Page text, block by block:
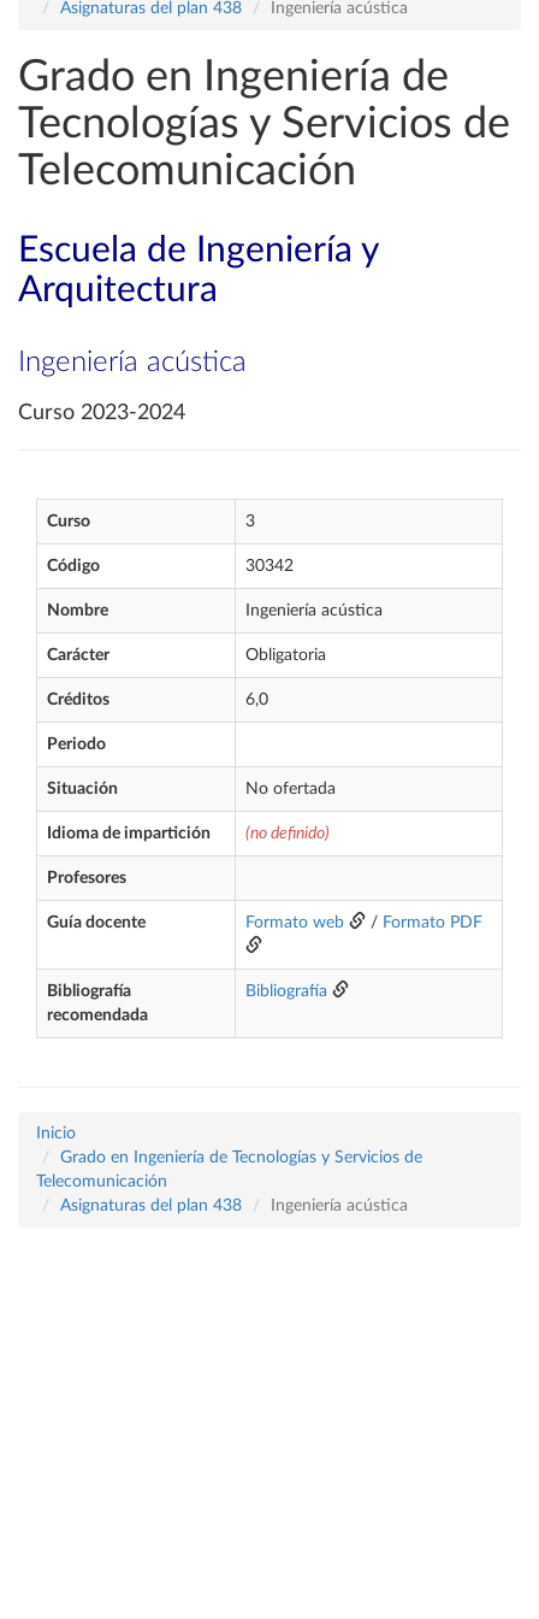
Asignaturas del plan 438
Ingeniería acústica
Grado en Ingeniería de
Tecnologías y Servicios de
Telecomunicación
Escuela de Ingeniería y
Arquitectura
Ingeniería acústica
Curso 2023-2024
Curso 3
Código 30342
Nombre Ingeniería acústica
Carácter Obligatoria
Créditos 6,0
Periodo
Situación No ofertada
Idioma de impartición (no definido)
Profesores
Guía docente Formato web / Formato PDF
Bibliografía
recomendada
Bibliografía
Inicio
Grado en Ingeniería de Tecnologías y Servicios de
Telecomunicación
Asignaturas del plan 438
Ingeniería acústica